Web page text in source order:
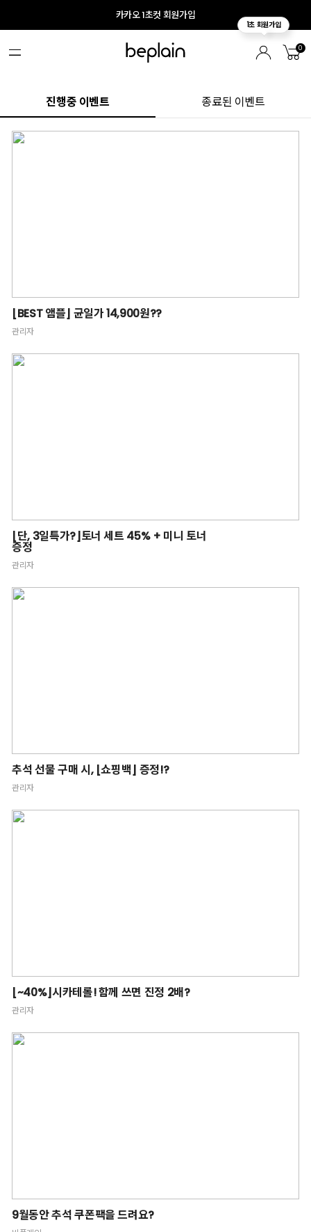
카카오 1초컷 회원가입
0
진행중 이벤트 종료된 이벤트
[BEST 앰플] 균일가 14,900원??
관리자
[단, 3일특가?]토너 세트 45% + 미니 토너
증정
관리자
추석 선물 구매 시, [쇼핑백] 증정!?
관리자
[~40%]시카테롤! 함께 쓰면 진정 2배?
관리자
9월동안 추석 쿠폰팩을 드려요?